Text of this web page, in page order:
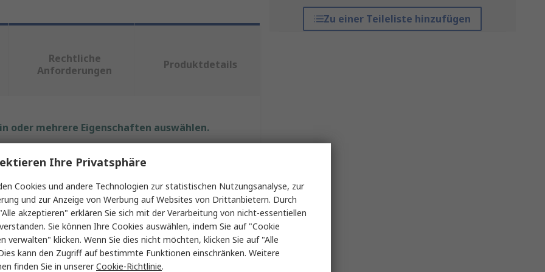
Zu einer Teileliste hinzufügen
Rechtliche
Anforderungen
Produktdetails
oder mehrere Eigenschaften auswählen.
Wert
Bahco
Schraubenschlüsselsatz
Ratschenschlüsselsatz
8 x 9 To 18 x 19 mm
Ihre Privatsphäre
Cookies und andere Technologien zur statistischen Nutzungsanalyse, zur
und zur Anzeige von Werbung auf Websites von Drittanbietern. Durch
akzeptieren" erklären Sie sich mit der Verarbeitung von nicht-essentiellen
Sie können Ihre Cookies auswählen, indem Sie auf "Cookie
verwalten" klicken. Wenn Sie dies nicht möchten, klicken Sie auf "Alle
kann den Zugriff auf bestimmte Funktionen einschränken. Weitere
finden Sie in unsererCookie-Richtlinie.